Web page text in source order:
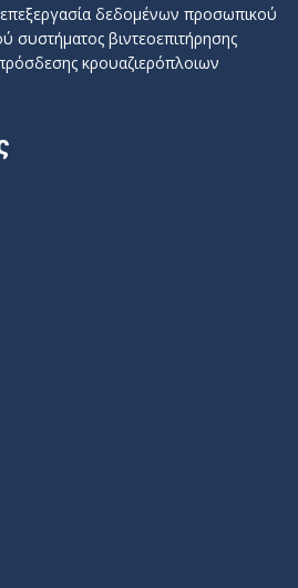
δεδομένων προσωπικού
συστήματος βιντεοεπιτήρησης
κρουαζιερόπλοιων